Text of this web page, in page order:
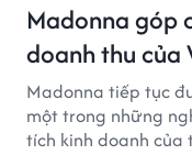
Madonna góp
doanh thu của
Madonna tiếp tục
một trong những
tích kinh doanh của